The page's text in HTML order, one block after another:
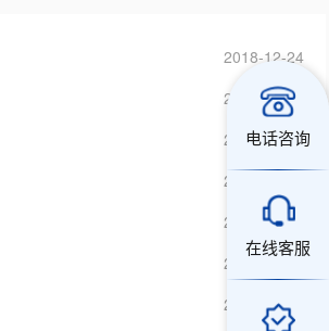
2018-12-24
16:26:26
2018-12-21
11:07:46
2025-07-01
2025-07-01
15:55:00
2018-12-24
12:20:38
2018-12-21
12:41:52
2024-12-17
电话咨询
在线客服